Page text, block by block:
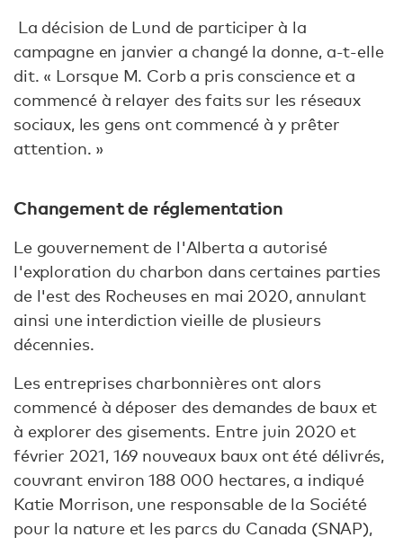
La décision de Lund de participer à la
campagne en janvier a changé la donne, a-t-elle
dit. « Lorsque M. Corb a pris conscience et a
commencé à relayer des faits sur les réseaux
sociaux, les gens ont commencé à y prêter
attention. »
Changement de réglementation
Le gouvernement de l'Alberta a autorisé
l'exploration du charbon dans certaines parties
de l'est des Rocheuses en mai 2020, annulant
ainsi une interdiction vieille de plusieurs
décennies.
Les entreprises charbonnières ont alors
commencé à déposer des demandes de baux et
à explorer des gisements. Entre juin 2020 et
février 2021, 169 nouveaux baux ont été délivrés,
couvrant environ 188 000 hectares, a indiqué
Katie Morrison, une responsable de la Société
pour la nature et les parcs du Canada (SNAP),